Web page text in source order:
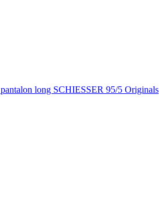
pantalon long SCHIESSER 95/5 Originals